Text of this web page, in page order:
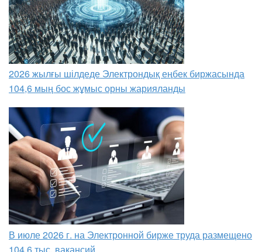
2026 жылғы шілдеде Электрондық еңбек биржасында
104,6 мың бос жұмыс орны жарияланды
В июле 2026 г. на Электронной бирже труда размещено